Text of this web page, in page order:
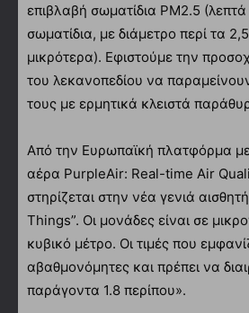
επιβλαβή σωματίδια PM2.5
σωματίδια, με διάμετρο περί τα
μικρότερα). Εφιστούμε την
του λεκανοπεδίου να
τους με ερμητικά κλειστά
Από την Ευρωπαϊκή πλατφόρμα
αέρα PurpleAir: Real-time Air
στηρίζεται στην νέα γενιά
Things”. Οι μονάδες είναι σε
κυβικό μέτρο. Οι τιμές που
αβαθμονόμητες και πρέπει να
παράγοντα 1.8 περίπου».